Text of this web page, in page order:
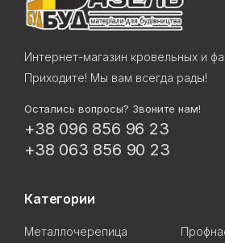
Интернет-магазин кровельных и
Приходите! Мы вам всегда рады!
Остались вопросы? Звоните нам!
+38 096 856 96 23
+38 063 856 90 23
Категории
Металлочерепица